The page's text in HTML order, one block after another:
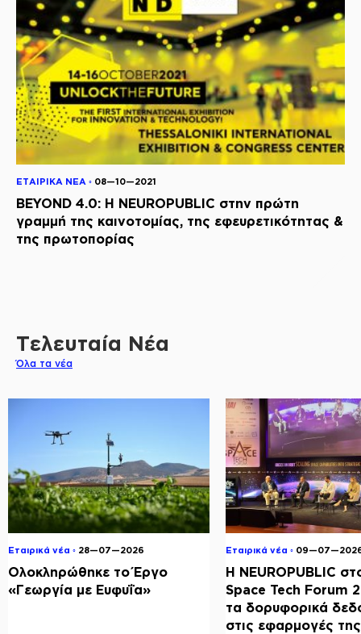
ΕΤΑΙΡΙΚΑ ΝΕΑ ◦ 08—10—2021
BEYOND 4.0: Η NEUROPUBLIC στην πρώτη
γραμμή της καινοτομίας, της εφευρετικότητας &
της πρωτοπορίας
Τελευταία Νέα
Όλα τα νέα
Εταιρικά νέα ◦ 28—07—2026
Ολοκληρώθηκε το Έργο
«Γεωργία με Ευφυΐα»
Εταιρικά νέα ◦
Η NEUROPUBLIC
Space Tech Forum
τα δορυφορικά
στις εφαρμογές της